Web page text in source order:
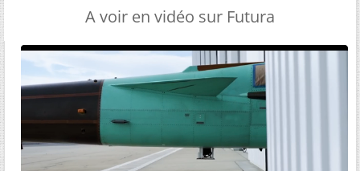
A voir en vidéo sur Futura